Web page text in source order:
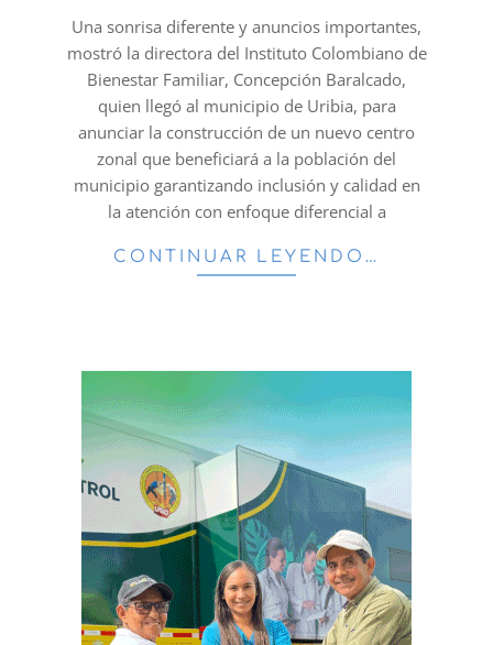
18
Una sonrisa diferente y anuncios importantes,
mostró la directora del Instituto Colombiano de
Bienestar Familiar, Concepción Baralcado,
quien llegó al municipio de Uribia, para
anunciar la construcción de un nuevo centro
zonal que beneficiará a la población del
municipio garantizando inclusión y calidad en
la atención con enfoque diferencial a
CONTINUAR LEYENDO…